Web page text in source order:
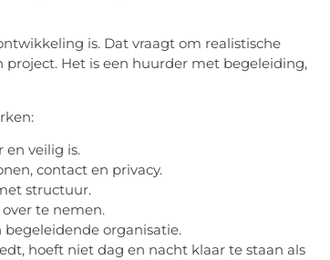
is. Dat vraagt om realistische
Het is een huurder met begeleiding,
en veilig is.
contact en privacy.
structuur.
te nemen.
organisatie.
hoeft niet dag en nacht klaar te staan als